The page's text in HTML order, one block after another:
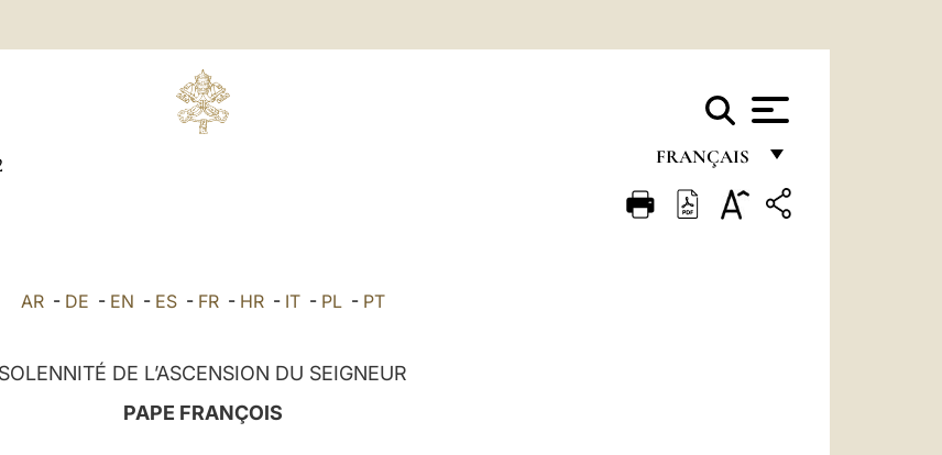
FRANÇAIS
FRANÇAIS
AR- DE - EN - ES- FR- HR- IT- PL- PT
SOLENNITÉ DE L’ASCENSION DU SEIGNEUR
PAPE FRANÇOIS